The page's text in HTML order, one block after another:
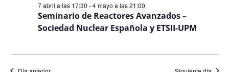
y
de
Seminario de Reactores Avanzados –
Sociedad Nuclear Española y ETSII-UPM
7 abril a las 17:30 -4 mayo a las 21:00